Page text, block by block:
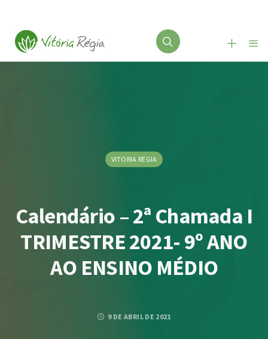
VITORIA RÉGIA
Calendário – 2ª Chamada I
TRIMESTRE 2021- 9º ANO
AO ENSINO MÉDIO
9 DE ABRIL DE 2021